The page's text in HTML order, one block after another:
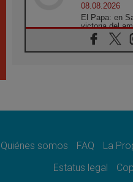
08.08.2026
El Papa: en
victoria del
08.08.2026
León XIV
07.08.2026
07.08.2026
el
Quiénes somos FAQ La
Estatus legal